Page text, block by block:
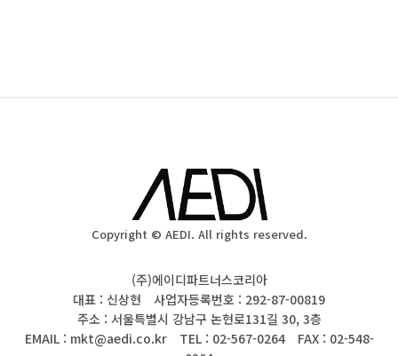
Copyright © AEDI. All rights reserved.
(주)에이디파트너스코리아
대표 : 신상현 사업자등록번호 : 292-87-00819
주소 : 서울특별시 강남구 논현로131길 30, 3층
EMAIL : mkt@aedi.co.kr TEL : 02-567-0264 FAX : 02-548-